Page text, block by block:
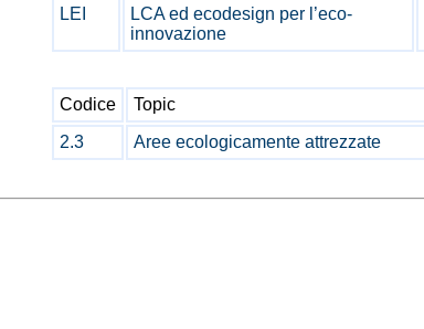
LEI
LCA ed ecodesign per l’eco-
innovazione
Codice Topic
2.3
Aree ecologicamente attrezzate